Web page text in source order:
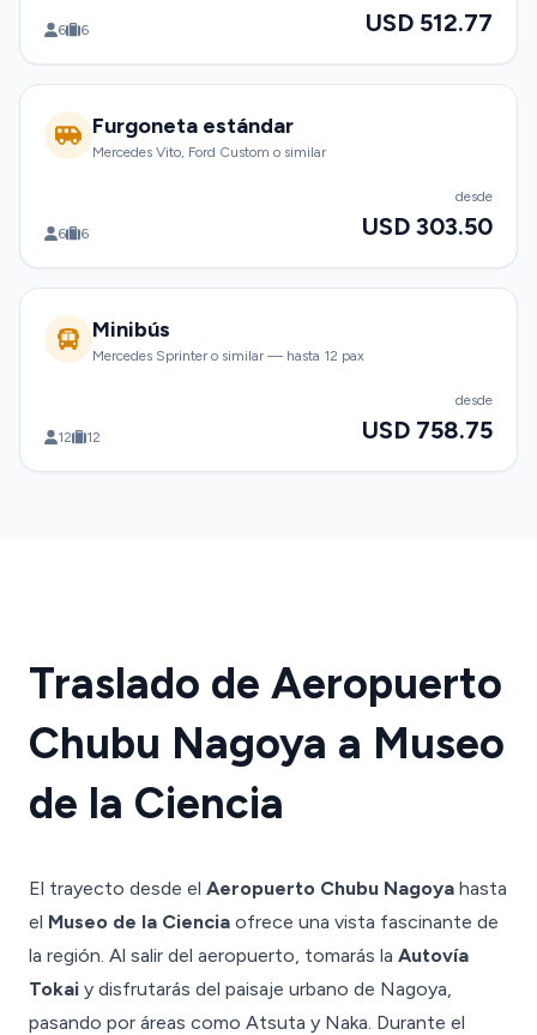
6 6 USD 512.77
Furgoneta estándar
Mercedes Vito, Ford Custom o similar
6 6
desde
USD 303.50
Minibús
Mercedes Sprinter o similar — hasta 12 pax
12 12
desde
USD 758.75
Traslado de Aeropuerto
Chubu Nagoya a Museo
de la Ciencia
El trayecto desde el Aeropuerto Chubu Nagoya hasta
el Museo de la Ciencia ofrece una vista fascinante de
la región. Al salir del aeropuerto, tomarás la Autovía
Tokai y disfrutarás del paisaje urbano de Nagoya,
pasando por áreas como Atsuta y Naka. Durante el